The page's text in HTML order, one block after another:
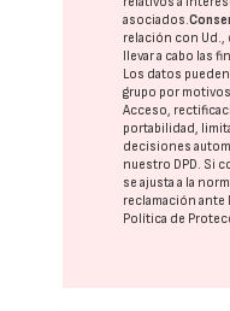
asociados.
relación con Ud.,
llevar a cabo las
Los datos
grupo por
Acceso,
portabilidad,
decisiones
nuestro DPD. Si
se ajusta a la
reclamación ante
Política de